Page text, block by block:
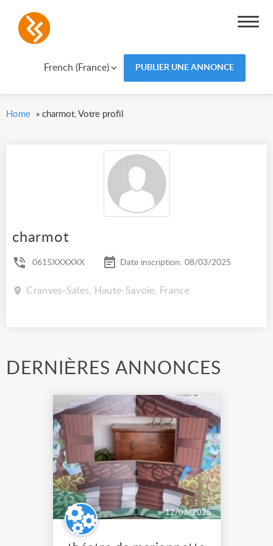
French (France) PUBLIER UNE ANNONCE
Home » charmot, Votre profil
charmot
0615XXXXXX Date inscription: 08/03/2025
Cranves-Sales, Haute-Savoie, France
DERNIÈRES ANNONCES
12/03/2025